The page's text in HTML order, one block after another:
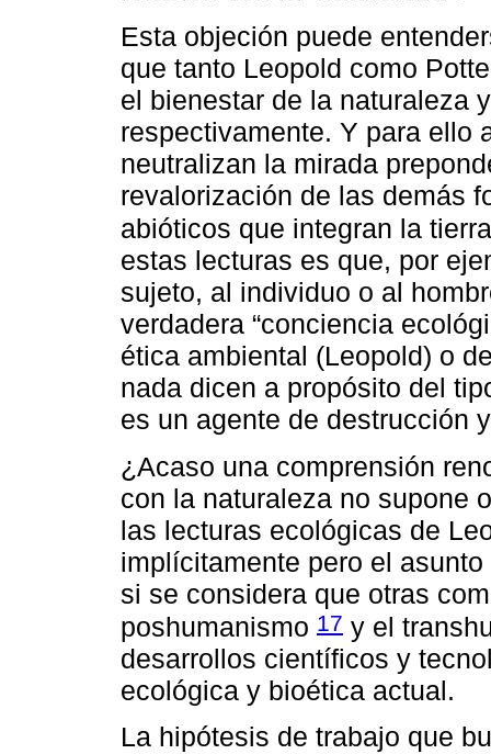
Esta objeción puede
que tanto Leopold como
el bienestar de la naturaleza
respectivamente. Y para ello
neutralizan la mirada
revalorización de las demás
abióticos que integran la
estas lecturas es que, por
sujeto, al individuo o al
verdadera “conciencia
ética ambiental (Leopold) o
nada dicen a propósito del
es un agente de destrucción
¿Acaso una comprensión
con la naturaleza no supone
las lecturas ecológicas de
implícitamente pero el
si se considera que otras
poshumanismo 17 y el
desarrollos científicos y
ecológica y bioética actual.
La hipótesis de trabajo que